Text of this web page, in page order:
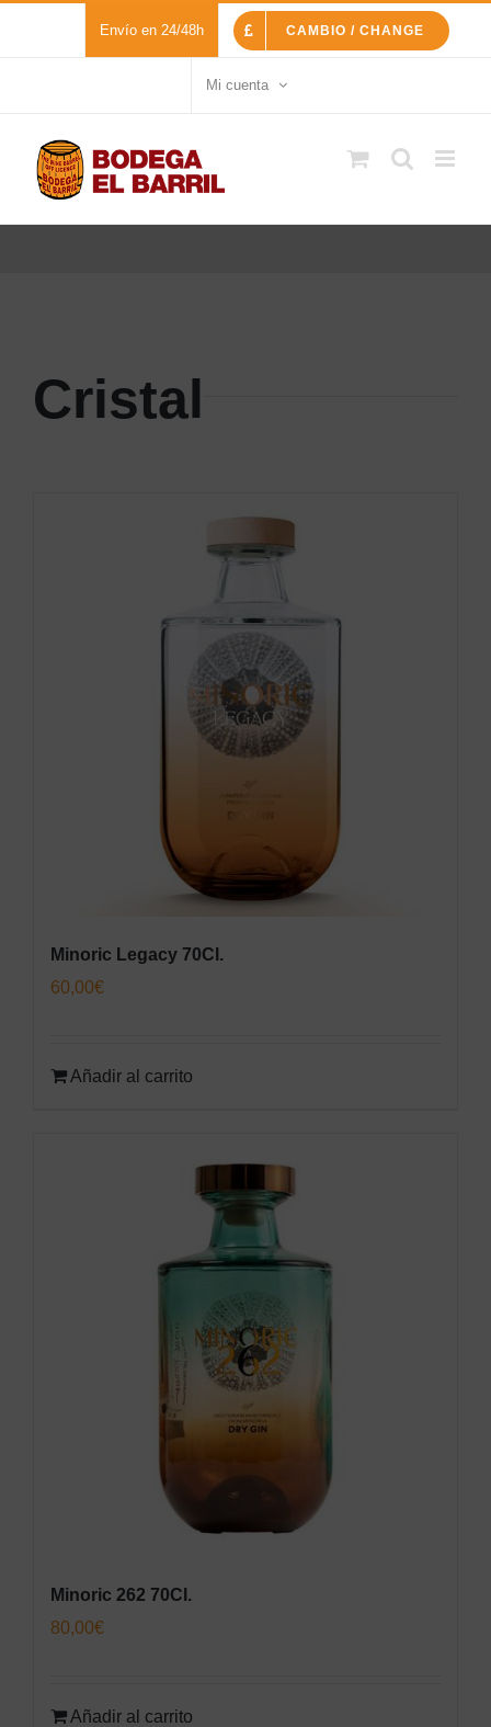
Envío en 24/48h CAMBIO / CHANGE
Mi cuenta
Cristal
Minoric Legacy 70Cl.
60,00€
Añadir al carrito
Minoric 262 70Cl.
80,00€
Añadir al carrito